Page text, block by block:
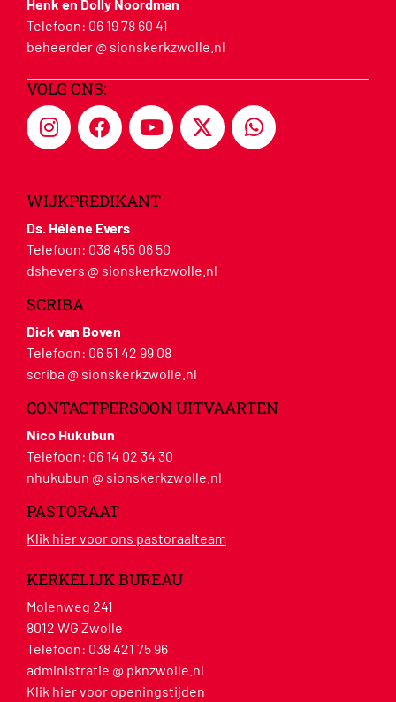
Henk en Dolly Noordman
Telefoon: 06 19 78 60 41
beheerder @ sionskerkzwolle.nl
VOLG ONS:
WIJKPREDIKANT
Ds. Hélène Evers
Telefoon: 038 455 06 50
dshevers @ sionskerkzwolle.nl
SCRIBA
Dick van Boven
Telefoon: 06 51 42 99 08
scriba @ sionskerkzwolle.nl
CONTACTPERSOON UITVAARTEN
Nico Hukubun
Telefoon: 06 14 02 34 30
nhukubun @ sionskerkzwolle.nl
PASTORAAT
Klik hier voor ons pastoraalteam
KERKELIJK BUREAU
Molenweg 241
8012 WG Zwolle
Telefoon: 038 421 75 96
administratie @ pknzwolle.nl
Klik hier voor openingstijden